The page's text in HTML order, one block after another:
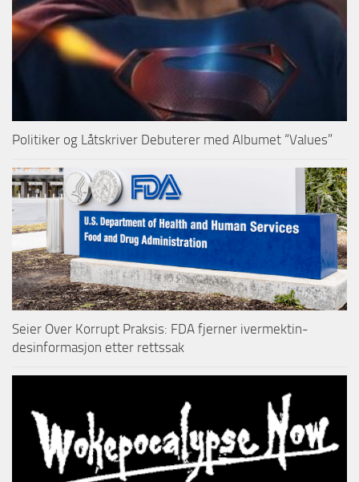
Politiker og Låtskriver Debuterer med Albumet “Values”
Seier Over Korrupt Praksis: FDA fjerner ivermektin-
desinformasjon etter rettssak